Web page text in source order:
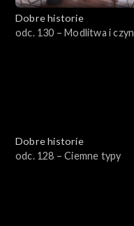
Dobre historie
odc. 130 – Modlitwa i czyn
Dobre historie
odc. 128 – Ciemne typy